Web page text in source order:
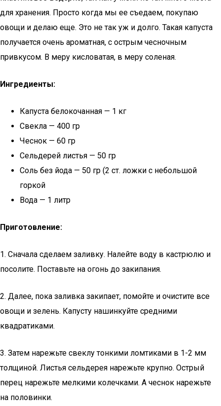
для хранения. Просто когда мы ее съедаем, покупаю
овощи и делаю еще. Это не так уж и долго. Такая капуста
получается очень ароматная, с острым чесночным
привкусом. В меру кисловатая, в меру соленая.
Ингредиенты:
Капуста белокочанная — 1 кг
Свекла — 400 гр
Чеснок — 60 гр
Сельдерей листья — 50 гр
Соль без йода — 50 гр (2 ст. ложки с небольшой
горкой
Вода — 1 литр
Приготовление:
1. Сначала сделаем заливку. Налейте воду в кастрюлю и
посолите. Поставьте на огонь до закипания.
2. Далее, пока заливка закипает, помойте и очистите все
овощи и зелень. Капусту нашинкуйте средними
квадратиками.
3. Затем нарежьте свеклу тонкими ломтиками в 1-2 мм
толщиной. Листья сельдерея нарежьте крупно. Острый
перец нарежьте мелкими колечками. А чеснок нарежьте
на половинки.